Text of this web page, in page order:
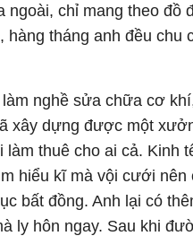
ngoài, chỉ mang theo đồ
hàng tháng anh đều chu
nghề sửa chữa cơ
xây dựng được một
làm thuê cho ai cả. Kinh
hiểu kĩ mà vội cưới nên
bất đồng. Anh lại có
ly hôn ngay. Sau khi